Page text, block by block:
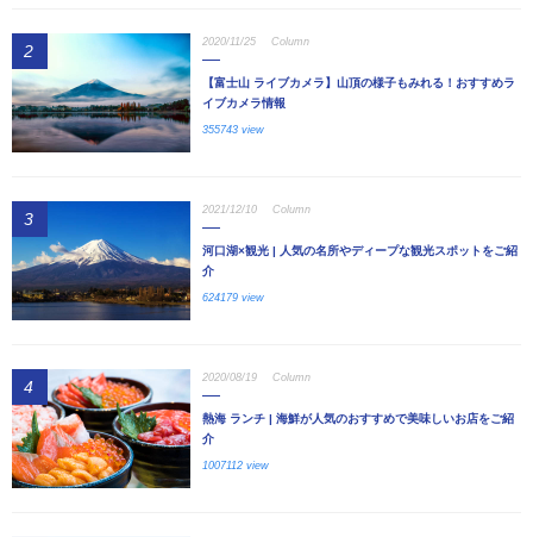
2 2020/11/25 Column
【富士山 ライブカメラ】山頂の様子もみれる！おすすめラ
イブカメラ情報
355743 view
3 2021/12/10 Column
河口湖×観光 | 人気の名所やディープな観光スポットをご紹
介
624179 view
4 2020/08/19 Column
熱海 ランチ | 海鮮が人気のおすすめで美味しいお店をご紹
介
1007112 view